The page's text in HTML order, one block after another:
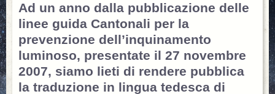
Ad un anno dalla pubblicazione delle
linee guida Cantonali per la
prevenzione dell’inquinamento
luminoso, presentate il 27 novembre
2007, siamo lieti di rendere pubblica
la traduzione in lingua tedesca di